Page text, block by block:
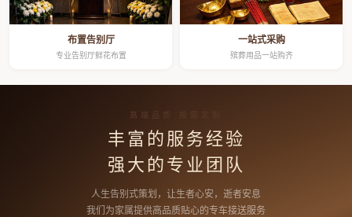
布置告别厅
专业告别厅鲜花布置
一站式采购
殡葬用品一站购齐
高端品质 按需定制
丰富的服务经验
强大的专业团队
人生告别式策划，让生者心安，逝者安息
我们为家属提供高品质贴心的专车接送服务